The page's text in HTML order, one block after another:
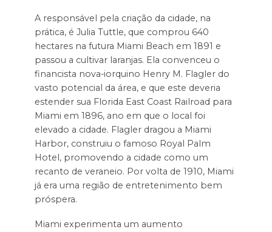
A responsável pela criação da cidade, na
prática, é Julia Tuttle, que comprou 640
hectares na futura Miami Beach em 1891 e
passou a cultivar laranjas. Ela convenceu o
financista nova-iorquino Henry M. Flagler do
vasto potencial da área, e que este deveria
estender sua Florida East Coast Railroad para
Miami em 1896, ano em que o local foi
elevado a cidade. Flagler dragou a Miami
Harbor, construiu o famoso Royal Palm
Hotel, promovendo a cidade como um
recanto de veraneio. Por volta de 1910, Miami
já era uma região de entretenimento bem
próspera.
Miami experimenta um aumento